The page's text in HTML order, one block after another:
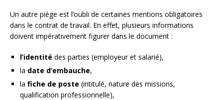
Un autre piège est l’oubli de certaines mentions obligatoires
dans le contrat de travail. En effet, plusieurs informations
doivent impérativement figurer dans le document :
l’identité des parties (employeur et salarié),
la date d’embauche,
la fiche de poste (intitulé, nature des missions,
qualification professionnelle),